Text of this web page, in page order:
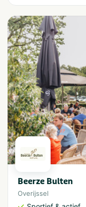
Beerze Bulten
Overijssel